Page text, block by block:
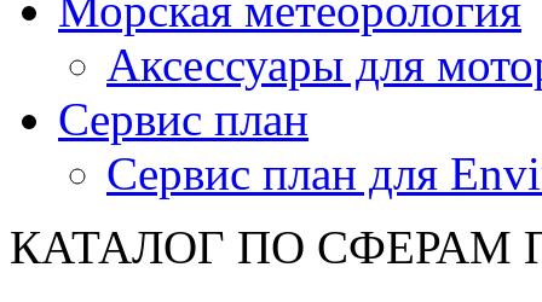
Аксессуары для
Сервис план
Сервис план для
КАТАЛОГ ПО СФЕРАМ